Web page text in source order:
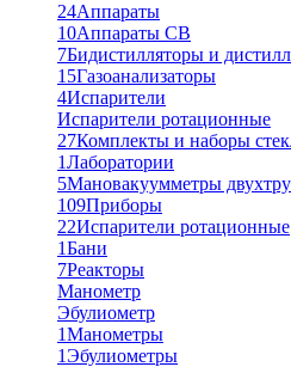
24Аппараты
10Аппараты СВ
7Бидистилляторы и
15Газоанализаторы
4Испарители
Испарители ротационные
27Комплекты и наборы
1Лаборатории
5Мановакуумметры
109Приборы
22Испарители ротационные
1Бани
7Реакторы
Манометр
Эбулиометр
1Манометры
1Эбулиометры